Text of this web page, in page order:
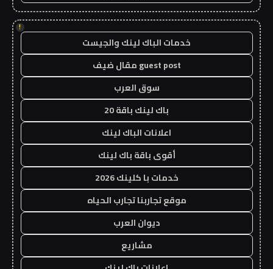
!
خدمات الباك لينك والجيست
guest post مقال ضيف
سوق العرب
باك لينك باقة 20
اعلانات الباك لينك
أقوى باقة باك لينك
خدمات با كلينك 2026
موقع تجاربنا تجارب الحياه
ديوان العرب
مشاريع